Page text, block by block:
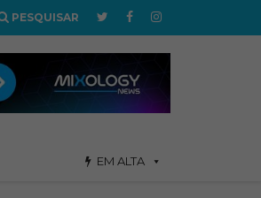
PESQUISAR
EM ALTA